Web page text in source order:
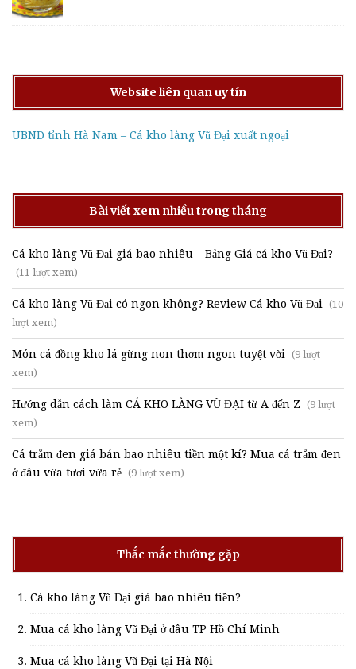
Website liên quan uy tín
UBND tỉnh Hà Nam – Cá kho làng Vũ Đại xuất ngoại
Bài viết xem nhiều trong tháng
Cá kho làng Vũ Đại giá bao nhiêu – Bảng Giá cá kho Vũ Đại?
(11 lượt xem)
Cá kho làng Vũ Đại có ngon không? Review Cá kho Vũ Đại (10
lượt xem)
Món cá đồng kho lá gừng non thơm ngon tuyệt vời (9 lượt
xem)
Hướng dẫn cách làm CÁ KHO LÀNG VŨ ĐẠI từ A đến Z (9 lượt
xem)
Cá trắm đen giá bán bao nhiêu tiền một kí? Mua cá trắm đen
ở đâu vừa tươi vừa rẻ (9 lượt xem)
Thắc mắc thường gặp
Cá kho làng Vũ Đại giá bao nhiêu tiền?
Mua cá kho làng Vũ Đại ở đâu TP Hồ Chí Minh
Mua cá kho làng Vũ Đại tại Hà Nội